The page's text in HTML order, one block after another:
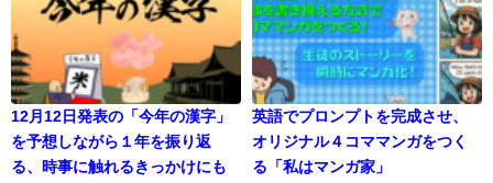
12月12日発表の「今年の漢字」
を予想しながら１年を振り返
る、時事に触れるきっかけにも
英語でプロンプトを完成させ、
オリジナル４コママンガをつく
る「私はマンガ家」